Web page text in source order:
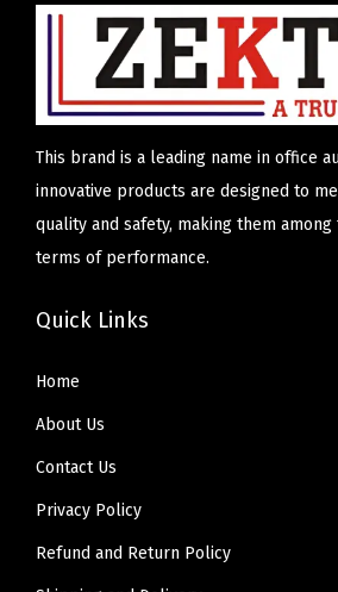
This brand is a leading name in office
innovative products are designed to
quality and safety, making them
terms of performance.
Quick Links
Home
About Us
Contact Us
Privacy Policy
Refund and Return Policy